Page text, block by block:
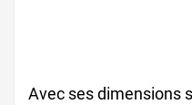
Avec ses dimensions